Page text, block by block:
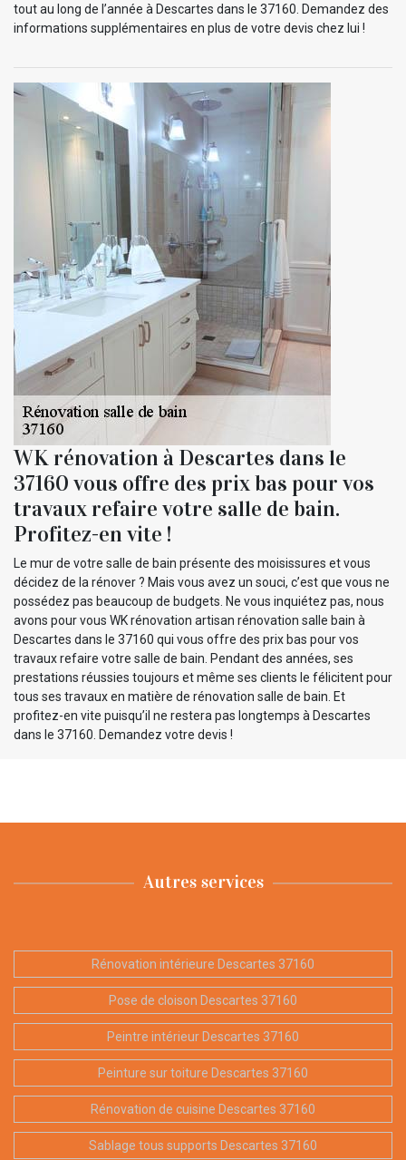
tout au long de l’année à Descartes dans le 37160. Demandez des
informations supplémentaires en plus de votre devis chez lui !
WK rénovation à Descartes dans le
37160 vous offre des prix bas pour vos
travaux refaire votre salle de bain.
Profitez-en vite !
Le mur de votre salle de bain présente des moisissures et vous
décidez de la rénover ? Mais vous avez un souci, c’est que vous ne
possédez pas beaucoup de budgets. Ne vous inquiétez pas, nous
avons pour vous WK rénovation artisan rénovation salle bain à
Descartes dans le 37160 qui vous offre des prix bas pour vos
travaux refaire votre salle de bain. Pendant des années, ses
prestations réussies toujours et même ses clients le félicitent pour
tous ses travaux en matière de rénovation salle de bain. Et
profitez-en vite puisqu’il ne restera pas longtemps à Descartes
dans le 37160. Demandez votre devis !
Autres services
Rénovation intérieure Descartes 37160
Pose de cloison Descartes 37160
Peintre intérieur Descartes 37160
Peinture sur toiture Descartes 37160
Rénovation de cuisine Descartes 37160
Sablage tous supports Descartes 37160